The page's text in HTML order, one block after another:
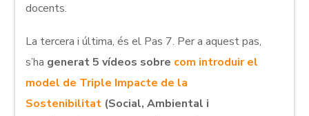
docents.
La tercera i última, és el Pas 7. Per a aquest pas,
s’ha generat 5 vídeos sobre com introduir el
model de Triple Impacte de la
Sostenibilitat (Social, Ambiental i